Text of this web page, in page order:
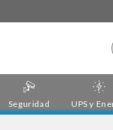
Seguridad UPS y